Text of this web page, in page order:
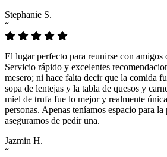
Stephanie S.
“
El lugar perfecto para reunirse con amigos
Servicio rápido y excelentes
mesero; ni hace falta decir que la comida
sopa de lentejas y la tabla de quesos y
miel de trufa fue lo mejor y realmente
personas. Apenas teníamos espacio para
aseguramos de pedir una.
Jazmin H.
“